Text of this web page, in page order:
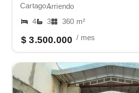
Cartago ,Arriendo
4
3 360 m²
$ 3.500.000 / mes